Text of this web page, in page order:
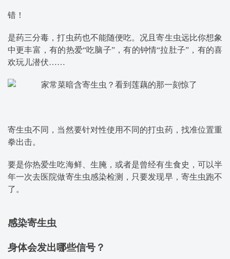
错！
是药三分毒，打虫药也不能随便吃。况且寄生虫远比你想象
中更丰富，有的热爱“吃脑子”，有的钟情“拉肚子”，有的喜
欢玩儿潜伏……
寄生虫不同，当然要针对性使用不同的打虫药，找准位置重
拳出击。
要是你热爱生吃海鲜、生腌，或者是曾经有生食史，可以半
年一次去医院做寄生虫感染检测，只要发现早，寄生虫跑不
了。
感染寄生虫
身体会发出哪些信号？